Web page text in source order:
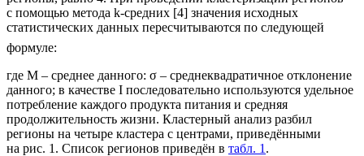
с помощью метода k-средних [4] значения исходных
статистических данных пересчитываются по следующей
формуле:
где M – среднее данного: σ – среднеквадратичное отклонение
данного; в качестве I последовательно используются удельное
потребление каждого продукта питания и средняя
продолжительность жизни. Кластерный анализ разбил
регионы на четыре кластера с центрами, приведёнными
на рис. 1. Список регионов приведён в табл. 1 .